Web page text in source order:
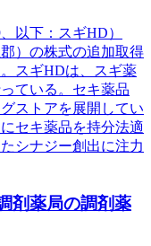
以下：スギHD）
）の株式の追加取得
スギHDは、スギ薬
ている。セキ薬品
ストアを展開してい
セキ薬品を持分法適
シナジー創出に注力
剤薬局の調剤薬